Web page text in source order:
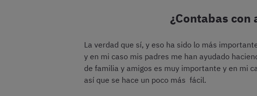
¿Contabas
La verdad que sí, y eso ha sido lo más
y en mi caso mis padres me han ayudado
de familia y amigos es muy importante y en mi
así que se hace un poco más fácil.